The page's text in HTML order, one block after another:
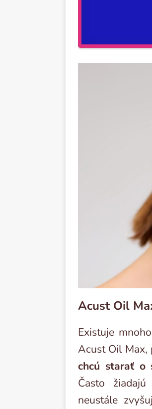
Acust Oil
Existuje
Acust Oil
chcú starať o
Často
neustále